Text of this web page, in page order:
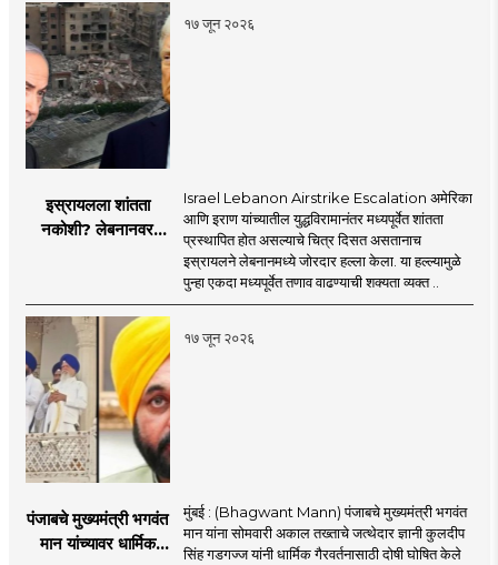
१७ जून २०२६
इस्रायलला शांतता
नकोशी? लेबनानवर
इराण-अमेरिकेत आरोप-
प्रत्यारोप
Israel Lebanon Airstrike Escalation अमेरिका
आणि इराण यांच्यातील युद्धविरामानंतर मध्यपूर्वेत शांतता
प्रस्थापित होत असल्याचे चित्र दिसत असतानाच
इस्रायलने लेबनानमध्ये जोरदार हल्ला केला. या हल्ल्यामुळे
पुन्हा एकदा मध्यपूर्वेत तणाव वाढण्याची शक्यता व्यक्त ..
१७ जून २०२६
पंजाबचे मुख्यमंत्री भगवंत
मान यांच्यावर धार्मिक
मुंबई : (Bhagwant Mann) पंजाबचे मुख्यमंत्री भगवंत
मान यांना सोमवारी अकाल तख्ताचे जत्थेदार ज्ञानी कुलदीप
सिंह गडगज्ज यांनी धार्मिक गैरवर्तनासाठी दोषी घोषित केले